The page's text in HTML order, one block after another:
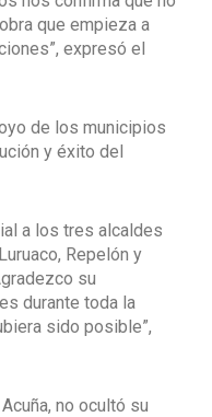
que empieza a
expresó el
de los municipios
y éxito del
a los tres alcaldes
Repelón y
su
durante toda la
sido posible”,
no ocultó su